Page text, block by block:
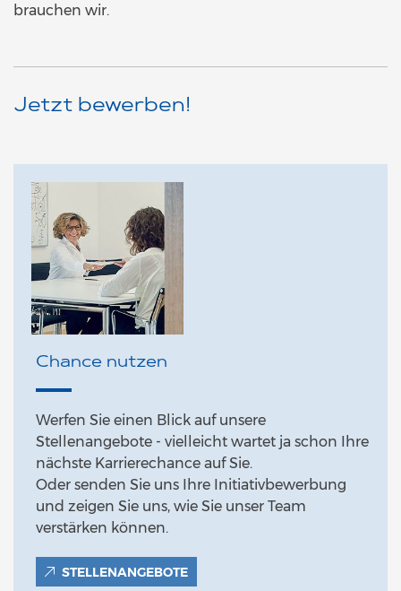
brauchen wir.
Jetzt bewerben!
Chance nutzen
Werfen Sie einen Blick auf unsere
Stellenangebote - vielleicht wartet ja schon Ihre
nächste Karrierechance auf Sie.
Oder senden Sie uns Ihre Initiativbewerbung
und zeigen Sie uns, wie Sie unser Team
verstärken können.
STELLENANGEBOTE